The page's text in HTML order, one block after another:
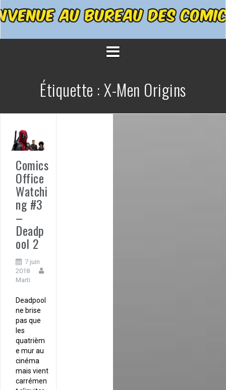
Étiquette :X-Men Origins
Comics
Office
Watchi
ng #3
–
Deadp
ool 2
7 juin
2018
Marti
Deadpool
ne brise
pas que
les
quatrièm
e mur au
cinéma
mais vient
carrémen